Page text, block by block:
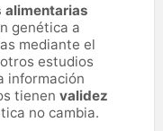
alimentarias
genética a
mediante el
estudios
información
tienen validez
no cambia.